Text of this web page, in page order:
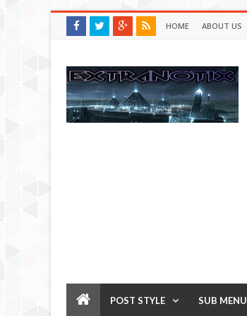
HOME ABOUT US
POST STYLE SUB MENU